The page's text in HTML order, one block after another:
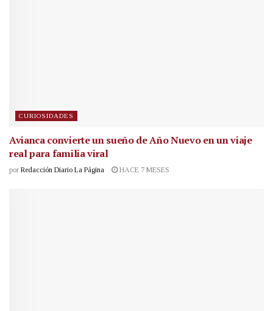
CURIOSIDADES
Avianca convierte un sueño de Año Nuevo en un viaje
real para familia viral
por Redacción Diario La Página HACE 7 MESES